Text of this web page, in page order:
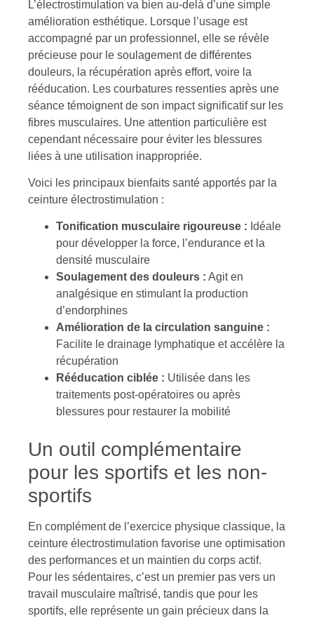
L’électrostimulation va bien au-delà d’une simple
amélioration esthétique. Lorsque l’usage est
accompagné par un professionnel, elle se révèle
précieuse pour le soulagement de différentes
douleurs, la récupération après effort, voire la
rééducation. Les courbatures ressenties après une
séance témoignent de son impact significatif sur les
fibres musculaires. Une attention particulière est
cependant nécessaire pour éviter les blessures
liées à une utilisation inappropriée.
Voici les principaux bienfaits santé apportés par la
ceinture électrostimulation :
Tonification musculaire rigoureuse : Idéale
pour développer la force, l’endurance et la
densité musculaire
Soulagement des douleurs : Agit en
analgésique en stimulant la production
d’endorphines
Amélioration de la circulation sanguine :
Facilite le drainage lymphatique et accélère la
récupération
Rééducation ciblée : Utilisée dans les
traitements post-opératoires ou après
blessures pour restaurer la mobilité
Un outil complémentaire
pour les sportifs et les non-
sportifs
En complément de l’exercice physique classique, la
ceinture électrostimulation favorise une optimisation
des performances et un maintien du corps actif.
Pour les sédentaires, c’est un premier pas vers un
travail musculaire maîtrisé, tandis que pour les
sportifs, elle représente un gain précieux dans la